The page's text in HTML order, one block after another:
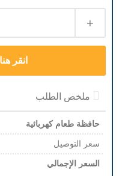
+
ملخص الطلب
حافظة طعام كهربائية
سعر التوصيل
السعر الإجمالي